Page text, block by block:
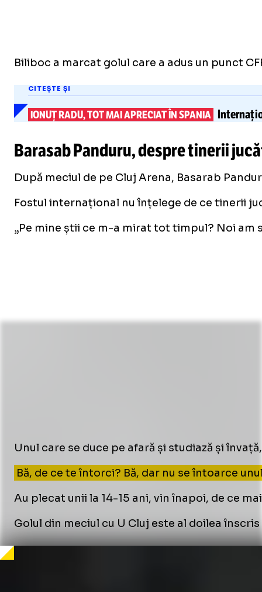
Biliboc a marcat golul care a adus un punct
CITEȘTE ȘI
IONUȚ RADU, TOT MAI APRECIAT ÎN SPANIA
Barasab Panduru, despre tinerii
După meciul de pe Cluj Arena, Basarab
Fostul internațional nu înțelege de ce tinerii
„Pe mine știi ce m-a mirat tot timpul? Noi am
Unul care se duce pe afară și studiază și
Bă, de ce te întorci? Bă, dar nu se întoarce
Au plecat unii la 14-15 ani, vin înapoi, de ce
Golul din meciul cu U Cluj este al doilea